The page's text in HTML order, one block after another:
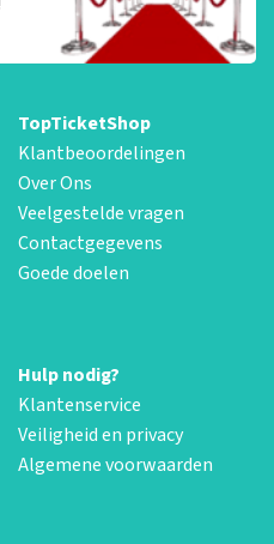
TopTicketShop
Klantbeoordelingen
Over Ons
Veelgestelde vragen
Contactgegevens
Goede doelen
Hulp nodig?
Klantenservice
Veiligheid en privacy
Algemene voorwaarden